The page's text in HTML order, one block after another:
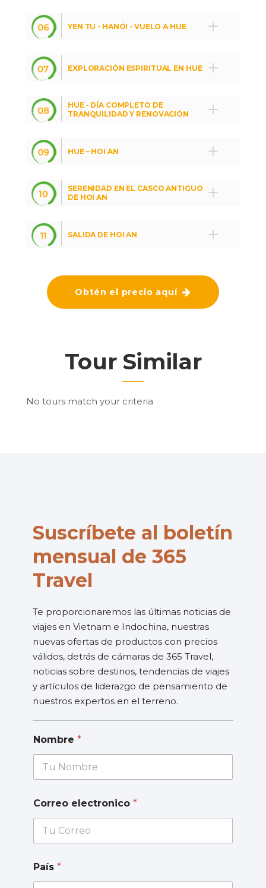
YEN TU - HANÓI - VUELO A HUE
EXPLORACIÓN ESPIRITUAL EN HUE
HUE - DÍA COMPLETO DE
TRANQUILIDAD Y RENOVACIÓN
HUE – HOI AN
SERENIDAD EN EL CASCO ANTIGUO
DE HOI AN
SALIDA DE HOI AN
Obtén el precio aquí
Tour Similar
No tours match your criteria
Suscríbete al boletín
mensual de 365
Travel
Te proporcionaremos las últimas noticias de
viajes en Vietnam e Indochina, nuestras
nuevas ofertas de productos con precios
válidos, detrás de cámaras de 365 Travel,
noticias sobre destinos, tendencias de viajes
y artículos de liderazgo de pensamiento de
nuestros expertos en el terreno.
Nombre *
Correo electronico *
País *